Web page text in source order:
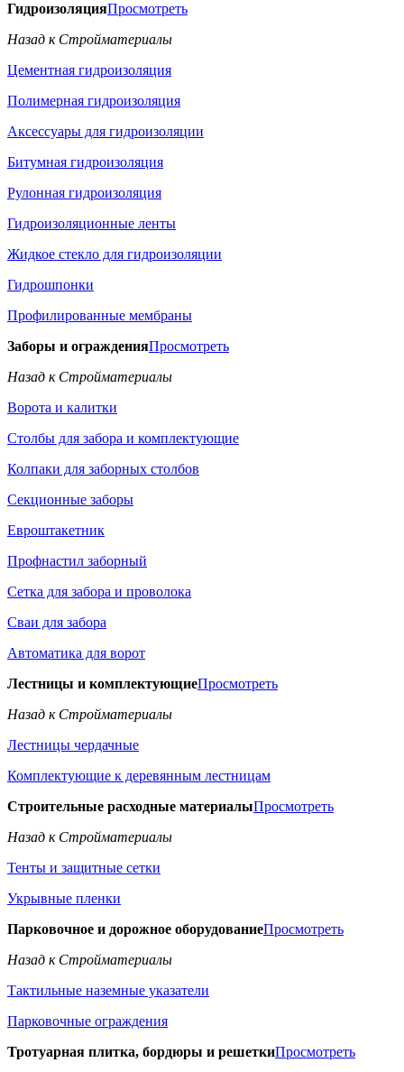
ГидроизоляцияПросмотреть
Назад к Стройматериалы
Цементная гидроизоляция
Полимерная гидроизоляция
Аксессуары для гидроизоляции
Битумная гидроизоляция
Рулонная гидроизоляция
Гидроизоляционные ленты
Жидкое стекло для гидроизоляции
Гидрошпонки
Профилированные мембраны
Заборы и огражденияПросмотреть
Назад к Стройматериалы
Ворота и калитки
Столбы для забора и комплектующие
Колпаки для заборных столбов
Секционные заборы
Евроштакетник
Профнастил заборный
Сетка для забора и проволока
Сваи для забора
Автоматика для ворот
Лестницы и комплектующиеПросмотреть
Назад к Стройматериалы
Лестницы чердачные
Комплектующие к деревянным лестницам
Строительные расходные материалыПросмотреть
Назад к Стройматериалы
Тенты и защитные сетки
Укрывные пленки
Парковочное и дорожное оборудованиеПросмотреть
Назад к Стройматериалы
Тактильные наземные указатели
Парковочные ограждения
Тротуарная плитка, бордюры и решеткиПросмотреть